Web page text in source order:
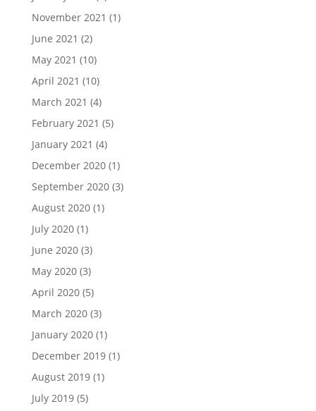
November 2021 (1)
June 2021 (2)
May 2021 (10)
April 2021 (10)
March 2021 (4)
February 2021 (5)
January 2021 (4)
December 2020(1)
September 2020(3)
August 2020(1)
July 2020(1)
June 2020(3)
May 2020(3)
April 2020(5)
March 2020(3)
January 2020(1)
December 2019(1)
August 2019(1)
July 2019(5)